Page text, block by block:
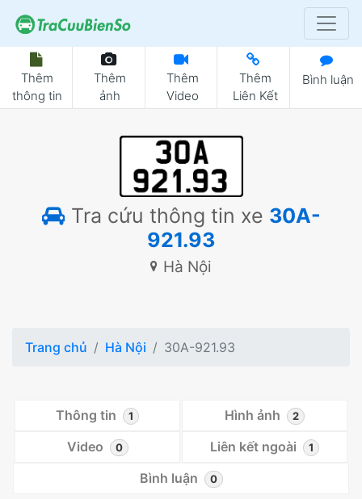
Thêm
thông tin
Thêm
ảnh
Thêm
Video
Thêm
Liên Kết
Bình luận
Tra cứu thông tin xe 30A-
921.93
Hà Nội
Trang chủ Hà Nội 30A-921.93
Thông tin 1 Hình ảnh 2
Video 0 Liên kết ngoài 1
Bình luận 0